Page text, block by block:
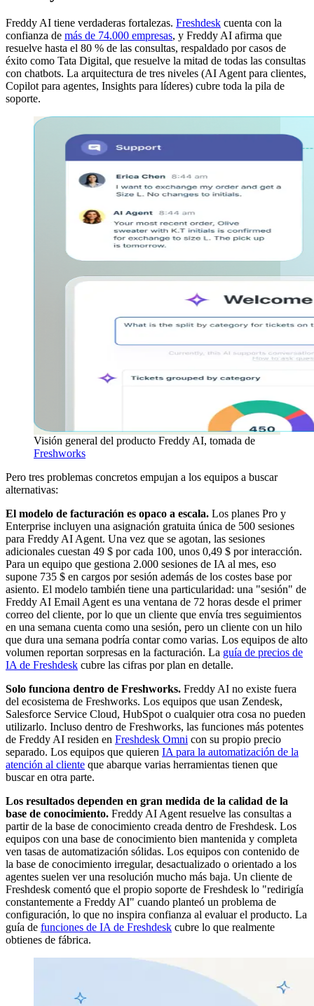
Freddy AI tiene verdaderas fortalezas. Freshdesk cuenta con la
confianza de más de 74.000 empresas, y Freddy AI afirma que
resuelve hasta el 80 % de las consultas, respaldado por casos de
éxito como Tata Digital, que resuelve la mitad de todas las consultas
con chatbots. La arquitectura de tres niveles (AI Agent para clientes,
Copilot para agentes, Insights para líderes) cubre toda la pila de
soporte.
Visión general del producto Freddy AI, tomada de
Freshworks
Pero tres problemas concretos empujan a los equipos a buscar
alternativas:
El modelo de facturación es opaco a escala. Los planes Pro y
Enterprise incluyen una asignación gratuita única de 500 sesiones
para Freddy AI Agent. Una vez que se agotan, las sesiones
adicionales cuestan 49 $ por cada 100, unos 0,49 $ por interacción.
Para un equipo que gestiona 2.000 sesiones de IA al mes, eso
supone 735 $ en cargos por sesión además de los costes base por
asiento. El modelo también tiene una particularidad: una "sesión" de
Freddy AI Email Agent es una ventana de 72 horas desde el primer
correo del cliente, por lo que un cliente que envía tres seguimientos
en una semana cuenta como una sesión, pero un cliente con un hilo
que dura una semana podría contar como varias. Los equipos de alto
volumen reportan sorpresas en la facturación. La guía de precios de
IA de Freshdesk cubre las cifras por plan en detalle.
Solo funciona dentro de Freshworks. Freddy AI no existe fuera
del ecosistema de Freshworks. Los equipos que usan Zendesk,
Salesforce Service Cloud, HubSpot o cualquier otra cosa no pueden
utilizarlo. Incluso dentro de Freshworks, las funciones más potentes
de Freddy AI residen en Freshdesk Omni con su propio precio
separado. Los equipos que quieren IA para la automatización de la
atención al cliente que abarque varias herramientas tienen que
buscar en otra parte.
Los resultados dependen en gran medida de la calidad de la
base de conocimiento. Freddy AI Agent resuelve las consultas a
partir de la base de conocimiento creada dentro de Freshdesk. Los
equipos con una base de conocimiento bien mantenida y completa
ven tasas de automatización sólidas. Los equipos con contenido de
la base de conocimiento irregular, desactualizado o orientado a los
agentes suelen ver una resolución mucho más baja. Un cliente de
Freshdesk comentó que el propio soporte de Freshdesk lo "redirigía
constantemente a Freddy AI" cuando planteó un problema de
configuración, lo que no inspira confianza al evaluar el producto. La
guía de funciones de IA de Freshdesk cubre lo que realmente
obtienes de fábrica.